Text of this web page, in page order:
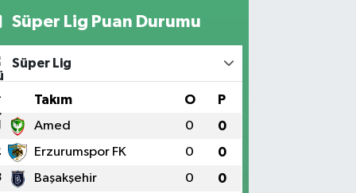
Süper Lig Puan Durumu
Süper Lig
Takım O P
Amed 0 0
Erzurumspor FK 0 0
Başakşehir 0 0